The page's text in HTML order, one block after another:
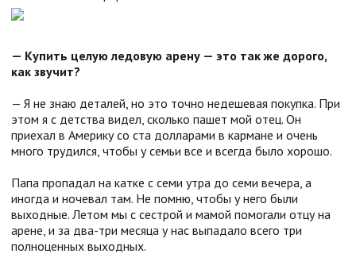
— Купить целую ледовую арену — это так же дорого,
как звучит?
— Я не знаю деталей, но это точно недешевая покупка. При
этом я с детства видел, сколько пашет мой отец. Он
приехал в Америку со ста долларами в кармане и очень
много трудился, чтобы у семьи все и всегда было хорошо.
Папа пропадал на катке с семи утра до семи вечера, а
иногда и ночевал там. Не помню, чтобы у него были
выходные. Летом мы с сестрой и мамой помогали отцу на
арене, и за два-три месяца у нас выпадало всего три
полноценных выходных.